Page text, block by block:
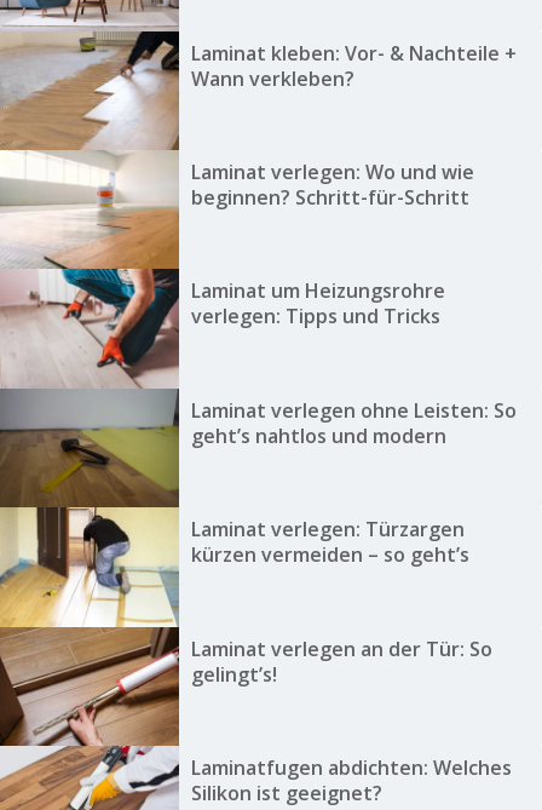
Laminat kleben: Vor- & Nachteile +
Wann verkleben?
Laminat verlegen: Wo und wie
beginnen? Schritt-für-Schritt
Laminat um Heizungsrohre
verlegen: Tipps und Tricks
Laminat verlegen ohne Leisten: So
geht’s nahtlos und modern
Laminat verlegen: Türzargen
kürzen vermeiden – so geht’s
Laminat verlegen an der Tür: So
gelingt’s!
Laminatfugen abdichten: Welches
Silikon ist geeignet?